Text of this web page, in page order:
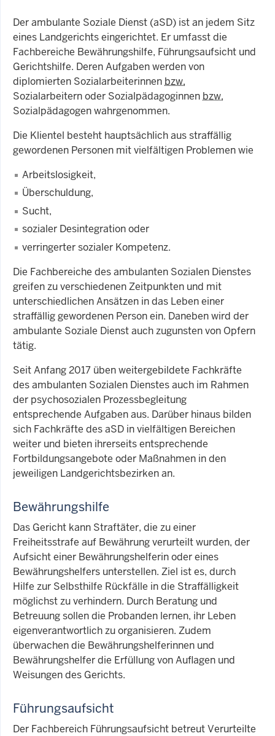
Der ambulante Soziale Dienst (aSD) ist an jedem Sitz
eines Landgerichts eingerichtet. Er umfasst die
Fachbereiche Bewährungshilfe, Führungsaufsicht und
Gerichtshilfe. Deren Aufgaben werden von
diplomierten Sozialarbeiterinnen bzw.
Sozialarbeitern oder Sozialpädagoginnen bzw.
Sozialpädagogen wahrgenommen.
Die Klientel besteht hauptsächlich aus straffällig
gewordenen Personen mit vielfältigen Problemen wie
Arbeitslosigkeit,
Überschuldung,
Sucht,
sozialer Desintegration oder
verringerter sozialer Kompetenz.
Die Fachbereiche des ambulanten Sozialen Dienstes
greifen zu verschiedenen Zeitpunkten und mit
unterschiedlichen Ansätzen in das Leben einer
straffällig gewordenen Person ein. Daneben wird der
ambulante Soziale Dienst auch zugunsten von Opfern
tätig.
Seit Anfang 2017 üben weitergebildete Fachkräfte
des ambulanten Sozialen Dienstes auch im Rahmen
der psychosozialen Prozessbegleitung
entsprechende Aufgaben aus. Darüber hinaus bilden
sich Fachkräfte des aSD in vielfältigen Bereichen
weiter und bieten ihrerseits entsprechende
Fortbildungsangebote oder Maßnahmen in den
jeweiligen Landgerichtsbezirken an.
Bewährungshilfe
Das Gericht kann Straftäter, die zu einer
Freiheitsstrafe auf Bewährung verurteilt wurden, der
Aufsicht einer Bewährungshelferin oder eines
Bewährungshelfers unterstellen. Ziel ist es, durch
Hilfe zur Selbsthilfe Rückfälle in die Straffälligkeit
möglichst zu verhindern. Durch Beratung und
Betreuung sollen die Probanden lernen, ihr Leben
eigenverantwortlich zu organisieren. Zudem
überwachen die Bewährungshelferinnen und
Bewährungshelfer die Erfüllung von Auflagen und
Weisungen des Gerichts.
Führungsaufsicht
Der Fachbereich Führungsaufsicht betreut Verurteilte